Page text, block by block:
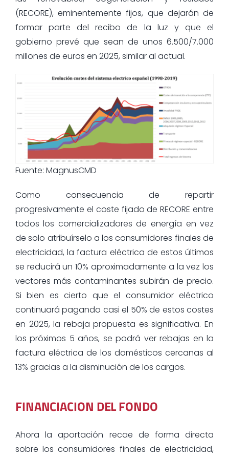
(RECORE), eminentemente fijos, que dejarán de
formar parte del recibo de la luz y que el
gobierno prevé que sean de unos 6.500/7.000
millones de euros en 2025, similar al actual.
Fuente: MagnusCMD
Como consecuencia de repartir
progresivamente el coste fijado de RECORE entre
todos los comercializadores de energía en vez
de solo atribuírselo a los consumidores finales de
electricidad, la factura eléctrica de estos últimos
se reducirá un 10% aproximadamente a la vez los
vectores más contaminantes subirán de precio.
Si bien es cierto que el consumidor eléctrico
continuará pagando casi el 50% de estos costes
en 2025, la rebaja propuesta es significativa. En
los próximos 5 años, se podrá ver rebajas en la
factura eléctrica de los domésticos cercanas al
13% gracias a la disminución de los cargos.
FINANCIACION DEL FONDO
Ahora la aportación recae de forma directa
sobre los consumidores finales de electricidad,